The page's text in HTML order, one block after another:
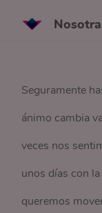
Seguramente
ánimo cambia
veces nos
unos días con
queremos